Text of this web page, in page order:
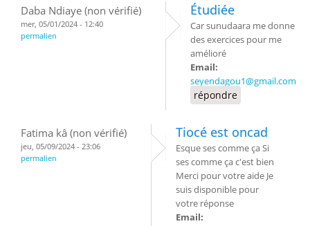
Daba Ndiaye (non vérifié)
mer, 05/01/2024 - 12:40
permalien
Étudiée
Car sunudaara me donne
des exercices pour me
amélioré
Email:
seyendagou1@gmail.com
répondre
Fatima kâ (non vérifié)
jeu, 05/09/2024 - 23:06
permalien
Tiocé est oncad
Esque ses comme ça Si
ses comme ça c'est bien
Merci pour votre aide Je
suis disponible pour
votre réponse
Email: